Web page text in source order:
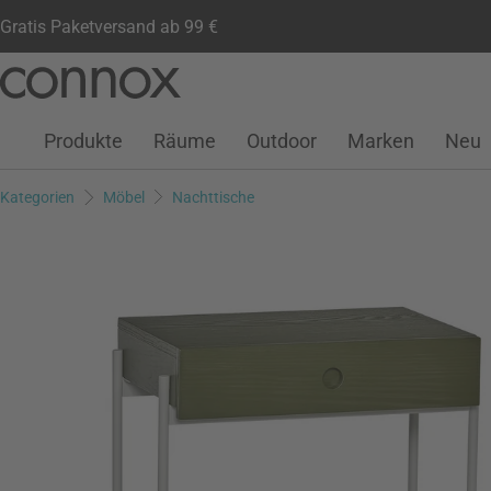
Gratis Paketversand ab 99 €
Seiteninhalt
Suchfeld
Kundenkonto
Wunschliste
Warenkorb
Produkte Räume Outdoor Marken Neu
Kategorien Möbel Nachttische